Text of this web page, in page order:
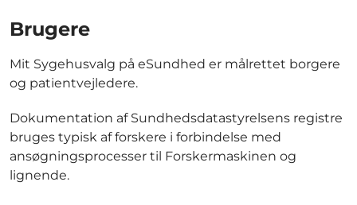
Brugere
Mit Sygehusvalg på eSundhed er målrettet borgere
og patientvejledere.
Dokumentation af Sundhedsdatastyrelsens registre
bruges typisk af forskere i forbindelse med
ansøgningsprocesser til Forskermaskinen og
lignende.